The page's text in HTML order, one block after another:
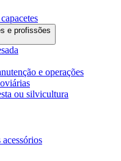
e profissões
e operações
ou silvicultura